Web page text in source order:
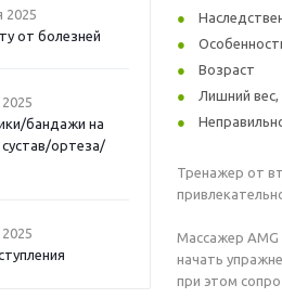
2025
от болезней
бандажи на
ортеза/
Возраст
Лишний вес,
Тренажер от
Массажер AMG
начать
при этом